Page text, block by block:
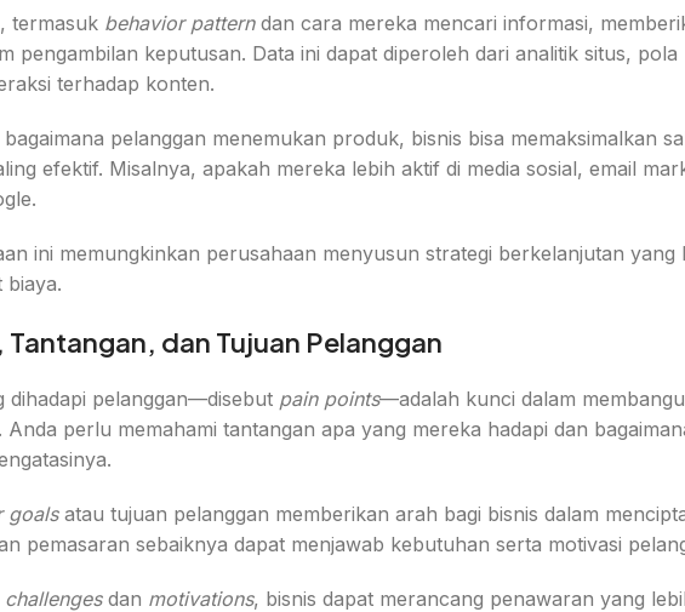
termasuk behavior patterndan cara mereka mencari informasi,
pengambilan keputusan. Data ini dapat diperoleh dari analitik situs, pola
terhadap konten.
pelanggan menemukan produk, bisnis bisa memaksimalkan
efektif. Misalnya, apakah mereka lebih aktif di media sosial, email
ini memungkinkan perusahaan menyusun strategi berkelanjutan yang
biaya.
dan Tujuan Pelanggan
dihadapi pelanggan—disebut pain points—adalah kunci dalam
Anda perlu memahami tantangan apa yang mereka hadapi dan
goalsatau tujuan pelanggan memberikan arah bagi bisnis dalam
pemasaran sebaiknya dapat menjawab kebutuhan serta motivasi
challengesdan motivations, bisnis dapat merancang penawaran yang